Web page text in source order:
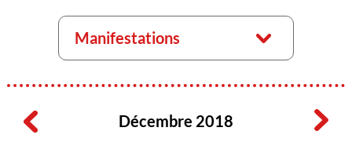
Manifestations
Décembre 2018